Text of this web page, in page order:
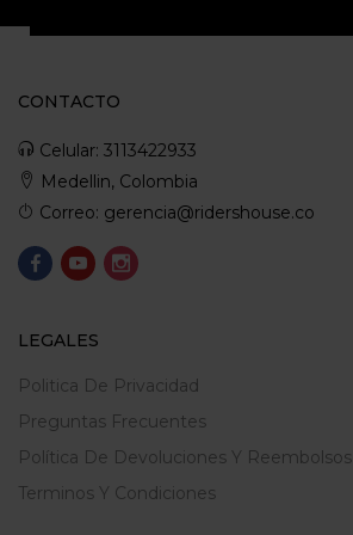
CONTACTO
Celular: 3113422933
Medellin, Colombia
Correo: gerencia@ridershouse.co
LEGALES
Politica De Privacidad
Preguntas Frecuentes
Política De Devoluciones Y Reembolsos
Terminos Y Condiciones